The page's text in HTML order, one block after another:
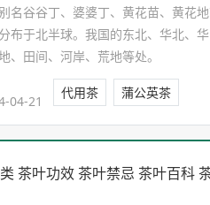
名谷谷丁、婆婆丁、黄花苗、黄花
布于北半球。我国的东北、华北、
、田间、河岸、荒地等处。
04-21
代用茶 蒲公英茶
茶叶功效茶叶禁忌 茶叶百科